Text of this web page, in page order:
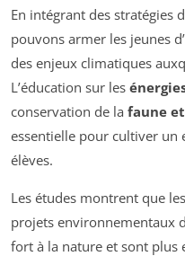
En intégrant des stratégies
pouvons armer les jeunes
des enjeux climatiques
L’éducation sur les
conservation de la faune
essentielle pour cultiver un
élèves.
Les études montrent que
projets environnementaux
fort à la nature et sont plus